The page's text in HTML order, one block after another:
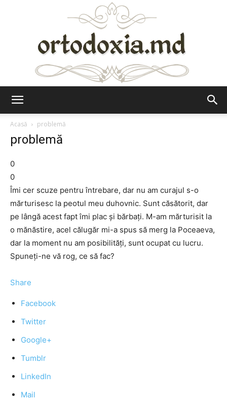
Acasă
problemă
problemă
0
0
Îmi cer scuze pentru întrebare, dar nu am curajul s-o
mărturisesc la peotul meu duhovnic. Sunt căsătorit, dar
pe lângă acest fapt îmi plac și bărbați. M-am mărturisit la
o mănăstire, acel călugăr mi-a spus să merg la Poceaeva,
dar la moment nu am posibilități, sunt ocupat cu lucru.
Spuneți-ne vă rog, ce să fac?
Share
Facebook
Twitter
Google+
Tumblr
LinkedIn
Mail